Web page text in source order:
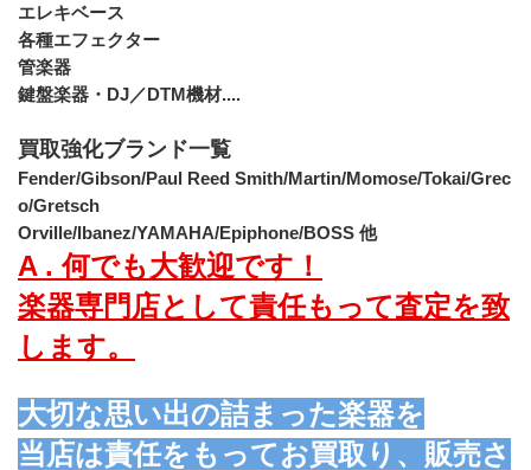
エレキベース
各種エフェクター
管楽器
鍵盤楽器・DJ／DTM機材....
買取強化ブランド一覧
Fender/Gibson/Paul Reed Smith/Martin/Momose/Tokai/Grec
o/Gretsch
Orville/Ibanez/YAMAHA/Epiphone/BOSS 他
A . 何でも大歓迎です！
楽器専門店として責任もって査定を致
します。
大切な思い出の詰まった楽器を
当店は責任をもってお買取り、販売さ